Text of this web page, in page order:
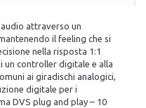
attraverso un
il feeling che si
nella risposta 1:1
un controller digitale e alla
ai giradischi analogici,
digitale per i
DVS plug and play – 10